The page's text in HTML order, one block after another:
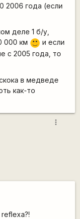
2006 года (если
деле 1 б/у,
000 км
:)
и если
с 2005 года, то
в медведе
как-то
more_vert
reflexa?!